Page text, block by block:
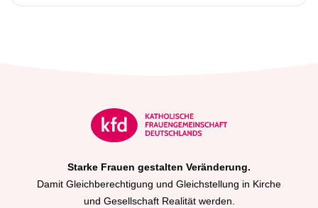
Starke Frauen gestalten Veränderung.
Damit Gleichberechtigung und Gleichstellung in Kirche
und Gesellschaft Realität werden.